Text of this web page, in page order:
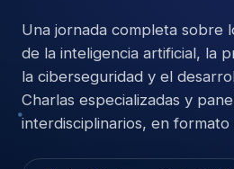
Una jornada completa sobre
de la inteligencia artificial, la
la ciberseguridad y el
Charlas especializadas y
interdisciplinarios, en formato